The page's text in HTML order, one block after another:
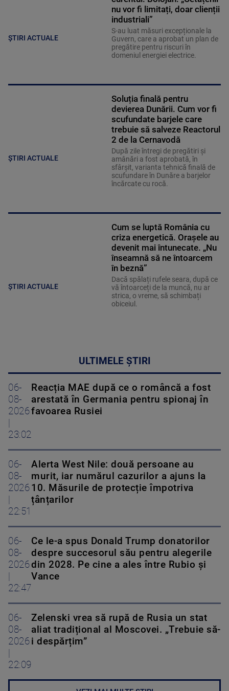
ȘTIRI ACTUALE
nu vor fi limitați, doar clienții
industriali”
S-au luat măsuri excepționale la
Guvern, care a aprobat un plan de
pregătire pentru riscuri în
domeniul energiei electrice.
ȘTIRI ACTUALE
Soluția finală pentru
devierea Dunării. Cum vor fi
scufundate barjele care
trebuie să salveze Reactorul
2 de la Cernavodă
După zile întregi de pregătiri și
amânări a fost aprobată, în
sfârșit, varianta tehnică finală de
scufundare în Dunăre a barjelor
încărcate cu rocă.
ȘTIRI ACTUALE
Cum se luptă România cu
criza energetică. Orașele au
devenit mai întunecate. „Nu
înseamnă să ne întoarcem
în beznă”
Dacă spălați rufele seara, după ce
vă întoarceți de la muncă, nu ar
strica, o vreme, să schimbați
obiceiul.
ULTIMELE ȘTIRI
06-
08-
2026
23:02
Reacția MAE după ce o româncă a fost
arestată în Germania pentru spionaj în
favoarea Rusiei
06-
08-
2026
22:51
Alerta West Nile: două persoane au
murit, iar numărul cazurilor a ajuns la
10. Măsurile de protecție împotriva
țânțarilor
06-
08-
2026
22:47
Ce le-a spus Donald Trump donatorilor
despre succesorul său pentru alegerile
din 2028. Pe cine a ales între Rubio și
Vance
06-
08-
2026
22:09
Zelenski vrea să rupă de Rusia un stat
aliat tradițional al Moscovei. „Trebuie să-
i despărțim”